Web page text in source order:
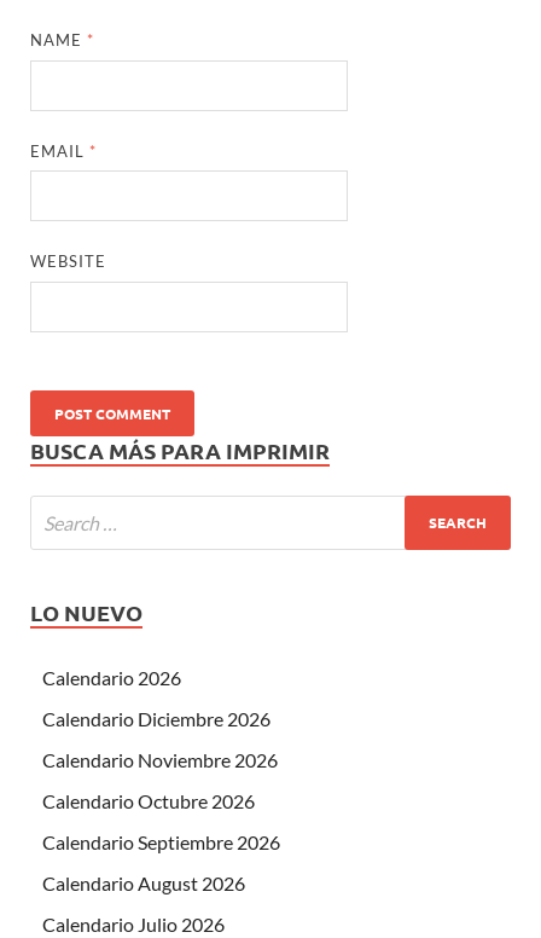
NAME *
EMAIL *
WEBSITE
BUSCA MÁS PARA IMPRIMIR
LO NUEVO
Calendario 2026
Calendario Diciembre 2026
Calendario Noviembre 2026
Calendario Octubre 2026
Calendario Septiembre 2026
Calendario August 2026
Calendario Julio 2026